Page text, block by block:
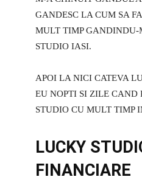
GANDESC LA CUM SA
MULT TIMP GANDINDU-
STUDIO IASI.
APOI LA NICI CATEVA
EU NOPTI SI ZILE CAND
STUDIO CU MULT TIMP
LUCKY
FINANCIARE